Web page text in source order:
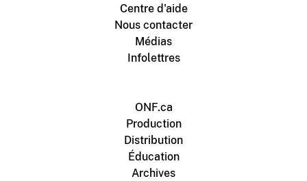
Centre d'aide
Nous contacter
Médias
Infolettres
ONF.ca
Production
Distribution
Éducation
Archives